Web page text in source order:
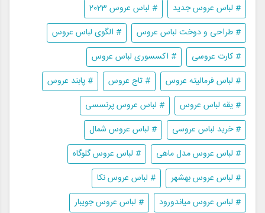
# لباس عروس جدید
# لباس عروس 2023
# طراحی و دوخت لباس عروس
# الگوی لباس عروس
# کارت عروسی
# اکسسوری لباس عروس
# لباس فرمالیته عروس
# تاج عروس
# پابند عروس
# یقه لباس عروس
# لباس عروس پرنسسی
# خرید لباس عروسی
# لباس عروس شمال
# لباس عروس مدل ماهی
# لباس عروس گلوگاه
# لباس عروس بهشهر
# لباس عروس نکا
# لباس عروس میاندورود
# لباس عروس جویبار